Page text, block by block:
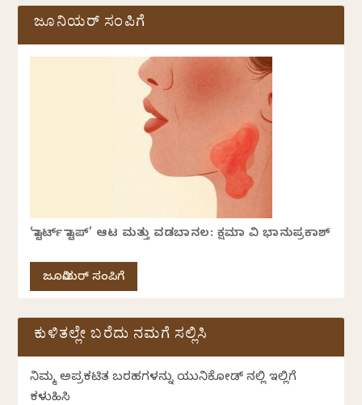
ಜೂನಿಯರ್ ಸಂಪಿಗೆ
‘ಸ್ಟಾರ್ಟ್ ಸ್ಟಾಪ್’ ಆಟ ಮತ್ತು ವಡಬಾನಲ: ಕ್ಷಮಾ ವಿ ಭಾನುಪ್ರಕಾಶ್
ಜೂನಿಯರ್ ಸಂಪಿಗೆ
ಕುಳಿತಲ್ಲೇ ಬರೆದು ನಮಗೆ ಸಲ್ಲಿಸಿ
ನಿಮ್ಮ ಅಪ್ರಕಟಿತ ಬರಹಗಳನ್ನು ಯುನಿಕೋಡ್ ನಲ್ಲಿ ಇಲ್ಲಿಗೆ
ಕಳುಹಿಸಿ